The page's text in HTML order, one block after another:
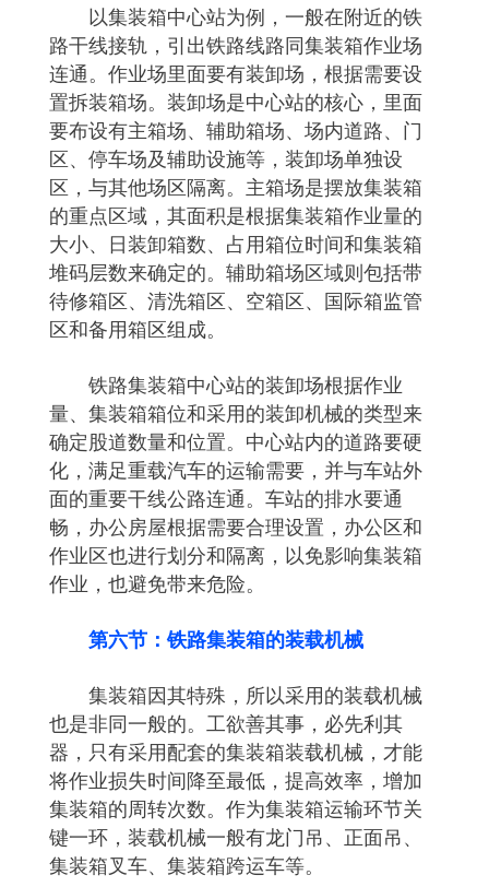
以集装箱中心站为例，一般在附近的铁
路干线接轨，引出铁路线路同集装箱作业场
连通。作业场里面要有装卸场，根据需要设
置拆装箱场。装卸场是中心站的核心，里面
要布设有主箱场、辅助箱场、场内道路、门
区、停车场及辅助设施等，装卸场单独设
区，与其他场区隔离。主箱场是摆放集装箱
的重点区域，其面积是根据集装箱作业量的
大小、日装卸箱数、占用箱位时间和集装箱
堆码层数来确定的。辅助箱场区域则包括带
待修箱区、清洗箱区、空箱区、国际箱监管
区和备用箱区组成。
铁路集装箱中心站的装卸场根据作业
量、集装箱箱位和采用的装卸机械的类型来
确定股道数量和位置。中心站内的道路要硬
化，满足重载汽车的运输需要，并与车站外
面的重要干线公路连通。车站的排水要通
畅，办公房屋根据需要合理设置，办公区和
作业区也进行划分和隔离，以免影响集装箱
作业，也避免带来危险。
第六节：铁路集装箱的装载机械
集装箱因其特殊，所以采用的装载机械
也是非同一般的。工欲善其事，必先利其
器，只有采用配套的集装箱装载机械，才能
将作业损失时间降至最低，提高效率，增加
集装箱的周转次数。作为集装箱运输环节关
键一环，装载机械一般有龙门吊、正面吊、
集装箱叉车、集装箱跨运车等。